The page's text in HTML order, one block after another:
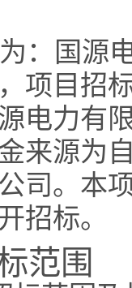
：国源
项目招
电力有
来源为
司。本
招标。
范围